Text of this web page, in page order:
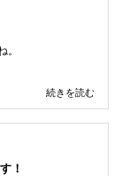
。
続きを読む
！